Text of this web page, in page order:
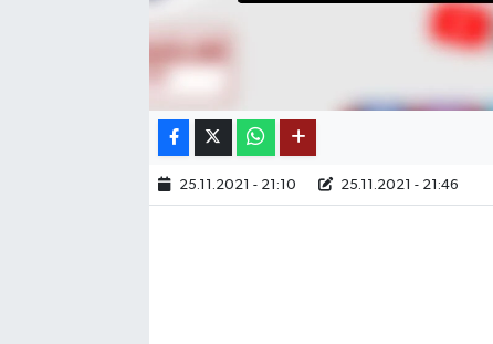
25.11.2021 - 21:10 25.11.2021 - 21:46
OTOMOTİV